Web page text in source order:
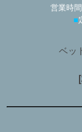
営業時
■
ベッ